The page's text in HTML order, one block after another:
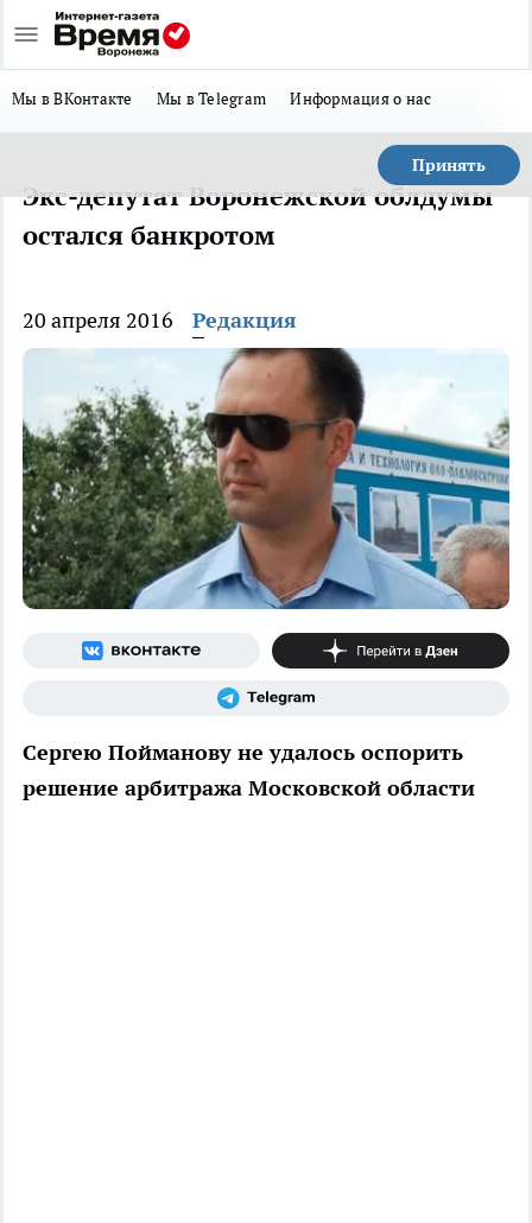
Мы в ВКонтакте Мы в Telegram Информация о нас
Принять
Экс-депутат Воронежской облдумы
остался банкротом
20 апреля 2016 Редакция
Сергею Пойманову не удалось оспорить
решение арбитража Московской области